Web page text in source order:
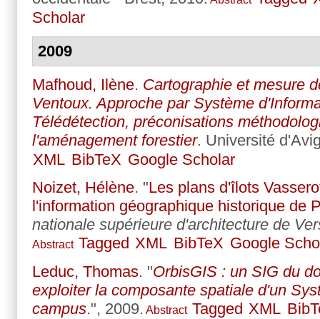
Scholar
2009
Mafhoud, Ilène. Cartographie et mesure
Ventoux. Approche par Système
Télédétection, préconisations
l'aménagement forestier. Université
XML BibTeX Google Scholar
Noizet, Hélène. "Les plans d'îlots
l'information géographique historique de
nationale supérieure d'architecture de
Abstract Tagged XML BibTeX Google
Leduc, Thomas. "OrbisGIS : un SIG du
exploiter la composante spatiale d'un
campus.", 2009. Abstract Tagged XML